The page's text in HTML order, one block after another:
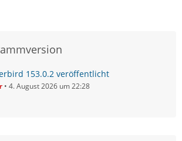
153.0.2 veröffentlicht
4. August 2026 um 22:28